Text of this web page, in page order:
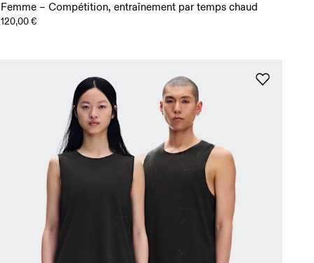
Femme – Compétition, entraînement par temps chaud
120,00 €